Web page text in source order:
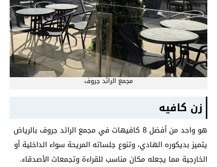
مجمع الرائد جروف
زن كافيه
هو واحد من أفضل 8 كافيهات في مجمع الرائد جروف بالرياض
يتميز بديكوره الهادي، وتنوع جلساته المريحة سواء الداخلية أو
الخارجية مما يجعله مكان مناسب للقراءة وتجمعات الأصدقاء.